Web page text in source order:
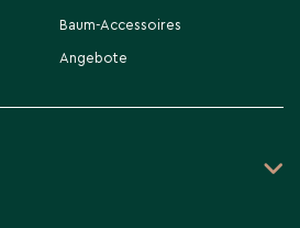
Baum-Accessoires
Angebote